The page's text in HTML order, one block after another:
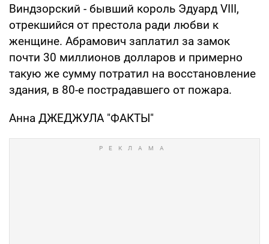
Виндзорский - бывший король Эдуард VIII,
отрекшийся от престола ради любви к
женщине. Абрамович заплатил за замок
почти 30 миллионов долларов и примерно
такую же сумму потратил на восстановление
здания, в 80-е пострадавшего от пожара.
Анна ДЖЕДЖУЛА "ФАКТЫ"